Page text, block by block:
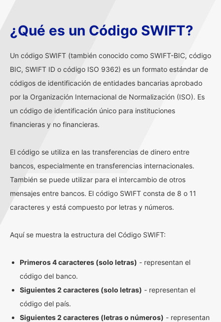
¿Qué es un Código SWIFT?
Un código SWIFT (también conocido como SWIFT-BIC, código
BIC, SWIFT ID o código ISO 9362) es un formato estándar de
códigos de identificación de entidades bancarias aprobado
por la Organización Internacional de Normalización (ISO). Es
un código de identificación único para instituciones
financieras y no financieras.
El código se utiliza en las transferencias de dinero entre
bancos, especialmente en transferencias internacionales.
También se puede utilizar para el intercambio de otros
mensajes entre bancos. El código SWIFT consta de 8 o 11
caracteres y está compuesto por letras y números.
Aquí se muestra la estructura del Código SWIFT:
Primeros 4 caracteres (solo letras) - representan el
código del banco.
Siguientes 2 caracteres (solo letras) - representan el
código del país.
Siguientes 2 caracteres (letras o números) - representan